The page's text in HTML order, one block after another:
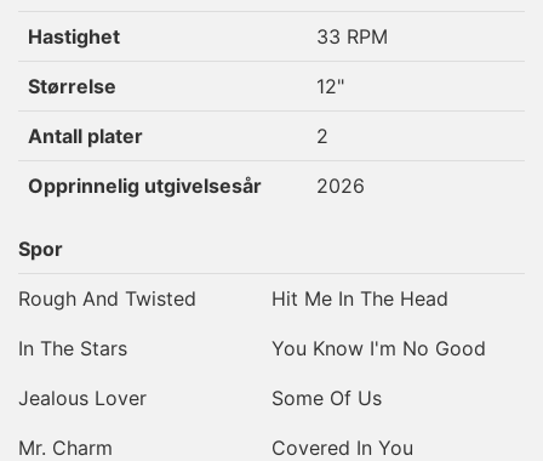
Hastighet 33 RPM
Størrelse 12"
Antall plater 2
Opprinnelig utgivelsesår 2026
Spor
Rough And Twisted
In The Stars
Jealous Lover
Mr. Charm
Hit Me In The Head
You Know I'm No Good
Some Of Us
Covered In You